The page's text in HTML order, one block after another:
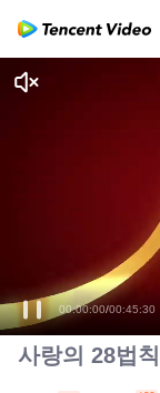
00:00:00/00:45:30
사랑의 28법칙